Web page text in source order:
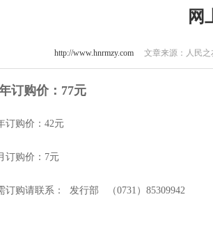
网
http://www.hnrmzy.com 文章来源：人民
订购价：77元
订购价：42元
订购价：7元
订购请联系： 发行部 （0731）85309942